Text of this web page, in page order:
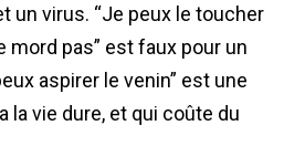
un virus. “Je peux le toucher
mord pas” est faux pour un
aspirer le venin” est une
la vie dure, et qui coûte du